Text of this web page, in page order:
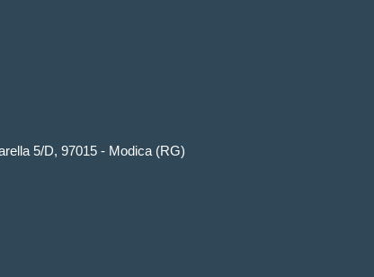
5/D, 97015 - Modica (RG)